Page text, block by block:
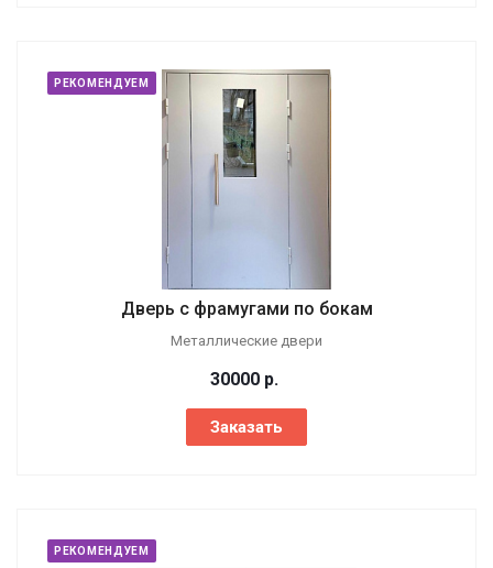
РЕКОМЕНДУЕМ
Дверь с фрамугами по бокам
Металлические двери
30000 р.
Заказать
РЕКОМЕНДУЕМ